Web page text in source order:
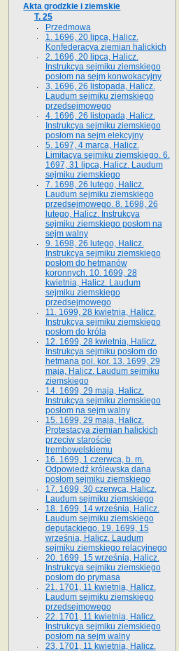
Akta grodzkie i ziemskie
T. 25
Przedmowa
1. 1696, 20 lipca, Halicz.
Konfederacya ziemian halickich
2. 1696, 20 lipca, Halicz.
Instrukcya sejmiku ziemskiego
posłom na sejm konwokacyjny
3. 1696, 26 listopada, Halicz.
Laudum sejmiku ziemskiego
przedsejmowego
4. 1696, 26 listopada, Halicz.
Instrukcya sejmiku ziemskiego
posłom na sejm elekcyjny
5. 1697, 4 marca, Halicz.
Limitacya sejmiku ziemskiego. 6.
1697, 31 lipca, Halicz. Laudum
sejmiku ziemskiego
7. 1698, 26 lutego, Halicz.
Laudum sejmiku ziemskiego
przedsejmowego. 8. 1698, 26
lutego, Halicz. Instrukcya
sejmiku ziemskiego posłom na
sejm walny
9. 1698, 26 lutego, Halicz.
Instrukcya sejmiku ziemskiego
posłom do hetmanów
koronnych. 10. 1699, 28
kwietnia, Halicz. Laudum
sejmiku ziemskiego
przedsejmowego
11. 1699, 28 kwietnia, Halicz.
Instrukcya sejmiku ziemskiego
posłom do króla
12. 1699, 28 kwietnia, Halicz.
Instrukcya sejmiku posłom do
hetmana pol. kor. 13. 1699, 29
maja, Halicz. Laudum sejmiku
ziemskiego
14. 1699, 29 maja, Halicz.
Instrukcya sejmiku ziemskiego
posłom na sejm walny
15. 1699, 29 maja, Halicz.
Protestacya ziemian halickich
przeciw staroście
trembowelskiemu
16. 1699, 1 czerwca, b. m.
Odpowiedź królewska dana
posłom sejmiku ziemskiego
17. 1699, 30 czerwca, Halicz.
Laudum sejmiku ziemskiego
18. 1699, 14 września, Halicz.
Laudum sejmiku ziemskiego
deputackiego. 19. 1699, 15
września, Halicz. Laudum
sejmiku ziemskiego relacyjnego
20. 1699, 15 września, Halicz.
Instrukcya sejmiku ziemskiego
posłom do prymasa
21. 1701, 11 kwietnia, Halicz.
Laudum sejmiku ziemskiego
przedsejmowego
22. 1701, 11 kwietnia, Halicz.
Instrukcya sejmiku ziemskiego
posłom na sejm walny
23. 1701, 11 kwietnia, Halicz.